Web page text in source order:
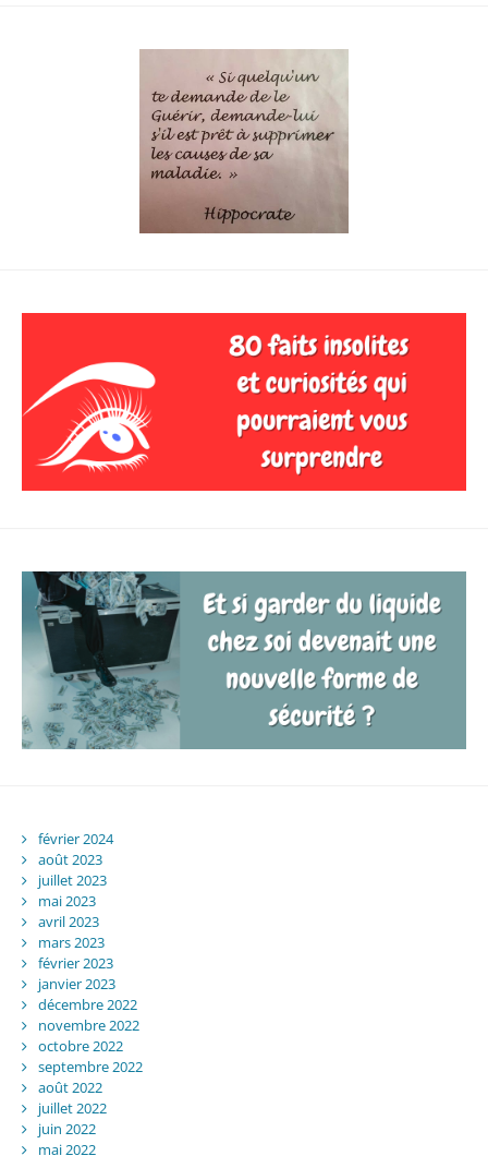
février 2024
août 2023
juillet 2023
mai 2023
avril 2023
mars 2023
février 2023
janvier 2023
décembre 2022
novembre 2022
octobre 2022
septembre 2022
août 2022
juillet 2022
juin 2022
mai 2022